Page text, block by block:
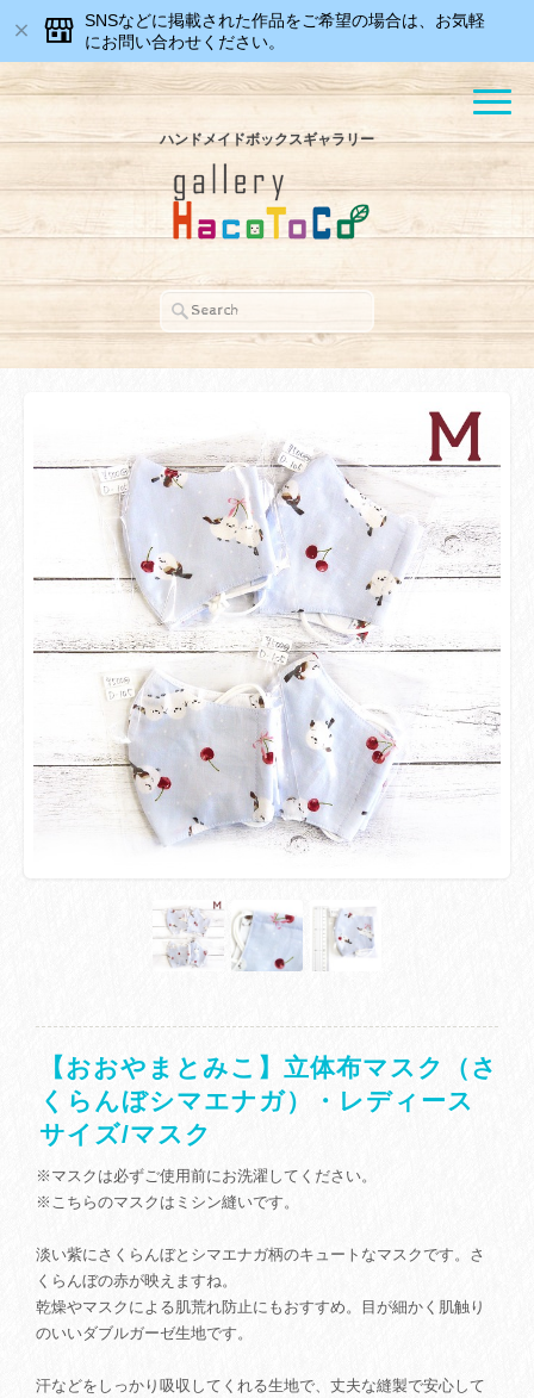
SNSなどに掲載された作品をご希望の場合は、お気軽
にお問い合わせください。
ハンドメイドボックスギャラリー
【おおやまとみこ】立体布マスク（さ
くらんぼシマエナガ）・レディース
サイズ/マスク
※マスクは必ずご使用前にお洗濯してください。
※こちらのマスクはミシン縫いです。
淡い紫にさくらんぼとシマエナガ柄のキュートなマスクです。さ
くらんぼの赤が映えますね。
乾燥やマスクによる肌荒れ防止にもおすすめ。目が細かく肌触り
のいいダブルガーゼ生地です。
汗などをしっかり吸収してくれる生地で、丈夫な縫製で安心して